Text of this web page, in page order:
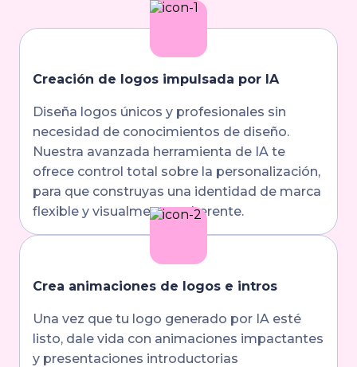
Creación de logos impulsada por IA
Diseña logos únicos y profesionales sin
necesidad de conocimientos de diseño.
Nuestra avanzada herramienta de IA te
ofrece control total sobre la personalización,
para que construyas una identidad de marca
flexible y visualmente coherente.
Crea animaciones de logos e intros
Una vez que tu logo generado por IA esté
listo, dale vida con animaciones impactantes
y presentaciones introductorias